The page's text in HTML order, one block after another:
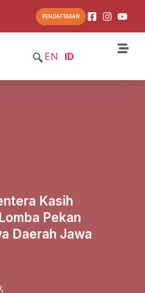
PENDAFTARAN
EN ID
Kasih
Pekan
Daerah Jawa
,